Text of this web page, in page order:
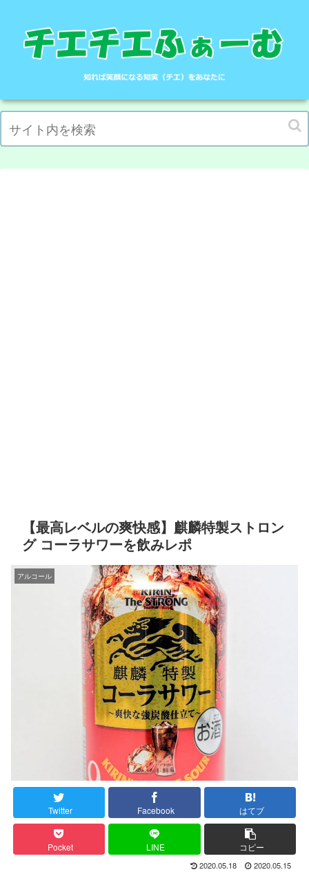
【最高レベルの爽快感】麒麟特製ストロン
グ コーラサワーを飲みレポ
アルコール
Twitter Facebook はてブ
Pocket LINE コピー
2020.05.18 2020.05.15